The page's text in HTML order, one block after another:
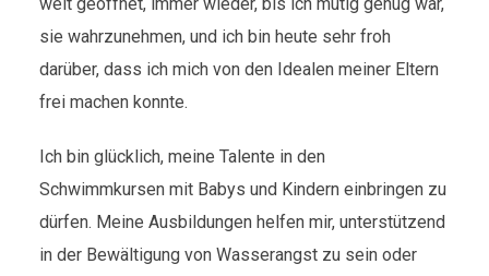
sie wahrzunehmen, und ich bin heute sehr froh
darüber, dass ich mich von den Idealen meiner Eltern
frei machen konnte.
Ich bin glücklich, meine Talente in den
Schwimmkursen mit Babys und Kindern einbringen zu
dürfen. Meine Ausbildungen helfen mir, unterstützend
in der Bewältigung von Wasserangst zu sein oder